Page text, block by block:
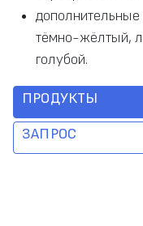
дополнительные
тёмно-жёлтый,
голубой.
ПРОДУКТЫ
ЗАПРОС